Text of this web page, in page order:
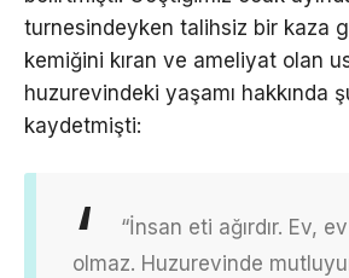
turnesindeyken talihsiz bir kaza
kemiğini kıran ve ameliyat olan
huzurevindeki yaşamı hakkında
kaydetmişti:
“İnsan eti ağırdır. Ev,
olmaz. Huzurevinde